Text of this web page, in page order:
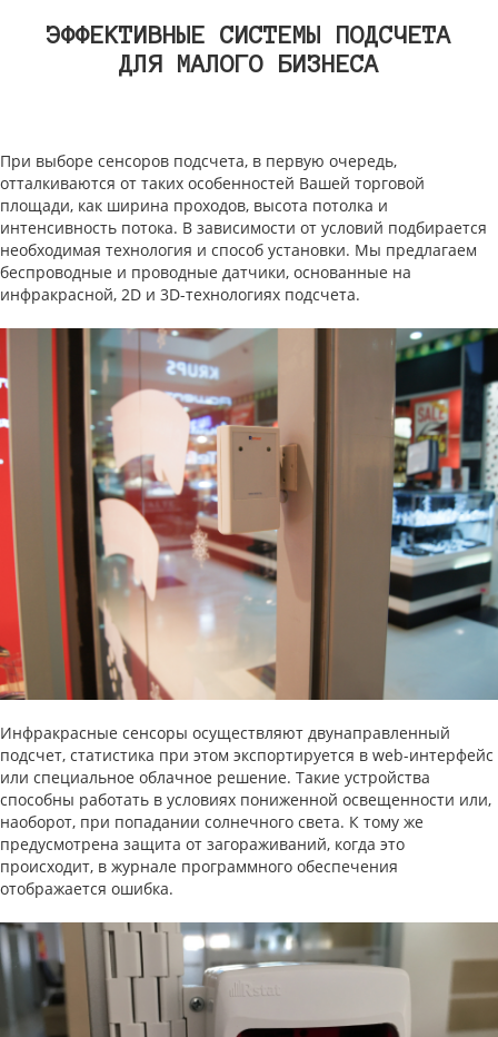
ЭФФЕКТИВНЫЕ СИСТЕМЫ ПОДСЧЕТА
ДЛЯ МАЛОГО БИЗНЕСА
При выборе сенсоров подсчета, в первую очередь,
отталкиваются от таких особенностей Вашей торговой
площади, как ширина проходов, высота потолка и
интенсивность потока. В зависимости от условий подбирается
необходимая технология и способ установки. Мы предлагаем
беспроводные и проводные датчики, основанные на
инфракрасной, 2D и 3D-технологиях подсчета.
Инфракрасные сенсоры осуществляют двунаправленный
подсчет, статистика при этом экспортируется в web-интерфейс
или специальное облачное решение. Такие устройства
способны работать в условиях пониженной освещенности или,
наоборот, при попадании солнечного света. К тому же
предусмотрена защита от загораживаний, когда это
происходит, в журнале программного обеспечения
отображается ошибка.